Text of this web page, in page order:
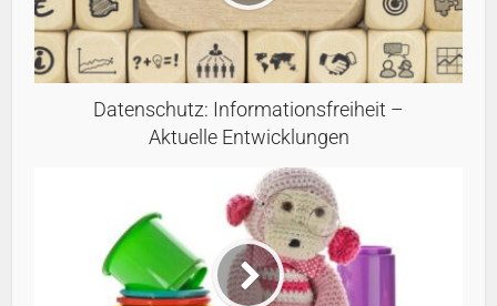
Datenschutz: Informationsfreiheit –
Aktuelle Entwicklungen